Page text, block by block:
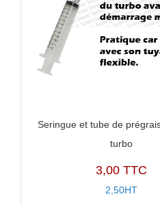
Seringue et tube de
turbo
3,00 TTC
2,50HT